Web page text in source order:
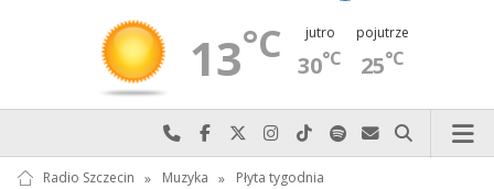
13°C jutro
30°C
pojutrze
25°C
Najlepiej po prostu do nas zadzwoń
Odwiedź nas na Facebook-u
Odwiedź nas na X
Odwiedź nas na Instagram-ie
Odwiedź nas na TikTok-u
Szukaj nas na Spotify
Wyślij do nas
Szukaj
Radio Szczecin » Muzyka » Płyta tygodnia